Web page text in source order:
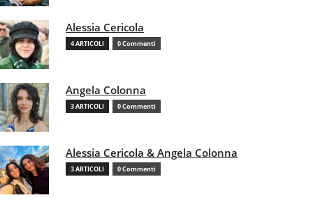
Alessia Cericola
4 ARTICOLI 0 Commenti
Angela Colonna
3 ARTICOLI 0 Commenti
Alessia Cericola & Angela Colonna
3 ARTICOLI 0 Commenti